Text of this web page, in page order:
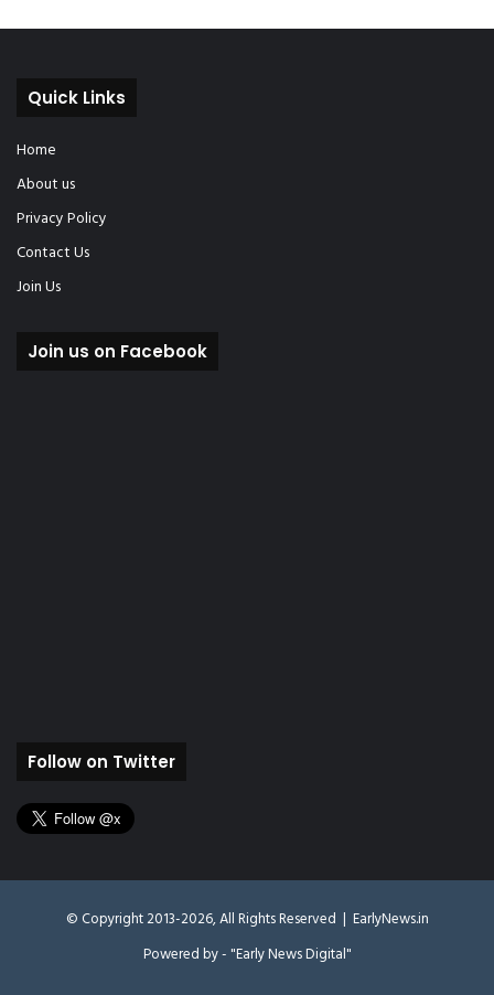
Quick Links
Home
About us
Privacy Policy
Contact Us
Join Us
Join us on Facebook
Follow on Twitter
© Copyright 2013-2026, All Rights Reserved | EarlyNews.in
Powered by - "Early News Digital"